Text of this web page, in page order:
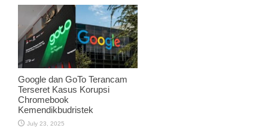
Google dan GoTo Terancam
Terseret Kasus Korupsi
Chromebook
Kemendikbudristek
July 23, 2025